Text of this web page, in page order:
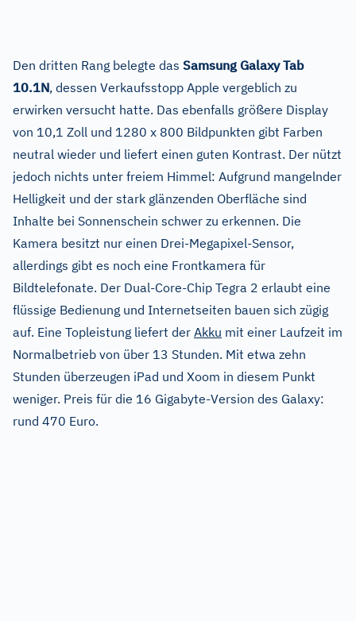
Den dritten Rang belegte das Samsung Galaxy Tab
10.1N, dessen Verkaufsstopp Apple vergeblich zu
erwirken versucht hatte. Das ebenfalls größere Display
von 10,1 Zoll und 1280 x 800 Bildpunkten gibt Farben
neutral wieder und liefert einen guten Kontrast. Der nützt
jedoch nichts unter freiem Himmel: Aufgrund mangelnder
Helligkeit und der stark glänzenden Oberfläche sind
Inhalte bei Sonnenschein schwer zu erkennen. Die
Kamera besitzt nur einen Drei-Megapixel-Sensor,
allerdings gibt es noch eine Frontkamera für
Bildtelefonate. Der Dual-Core-Chip Tegra 2 erlaubt eine
flüssige Bedienung und Internetseiten bauen sich zügig
auf. Eine Topleistung liefert der Akku mit einer Laufzeit im
Normalbetrieb von über 13 Stunden. Mit etwa zehn
Stunden überzeugen iPad und Xoom in diesem Punkt
weniger. Preis für die 16 Gigabyte-Version des Galaxy:
rund 470 Euro.